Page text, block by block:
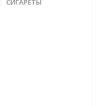
СИГАРЕТЫ